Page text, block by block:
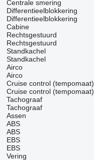
Centrale smering
Differentieelblokkering
Differentieelblokkering
Cabine
Rechtsgestuurd
Rechtsgestuurd
Standkachel
Standkachel
Airco
Airco
Cruise control (tempomaat)
Cruise control (tempomaat)
Tachograaf
Tachograaf
Assen
ABS
ABS
EBS
EBS
Vering